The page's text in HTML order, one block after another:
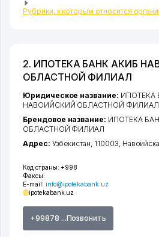
Рубрики, к которым относится
2. ИПОТЕКА БАНК АКИБ
ОБЛАСТНОЙ ФИЛИАЛ
Код страны: +998
Факсы:
E-mail: info@ipotekabank.uz
ipotekabank.uz
+99878 ...Позвонить
Юридическое название: ИПОТЕКА
НАВОИЙСКИЙ ОБЛАСТНОЙ ФИЛИАЛ
Брендовое название: ИПОТЕКА
ОБЛАСТНОЙ ФИЛИАЛ
Адрес: Узбекистан, 110003,